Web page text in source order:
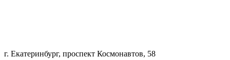
г. Екатеринбург, проспект Космонавтов, 58